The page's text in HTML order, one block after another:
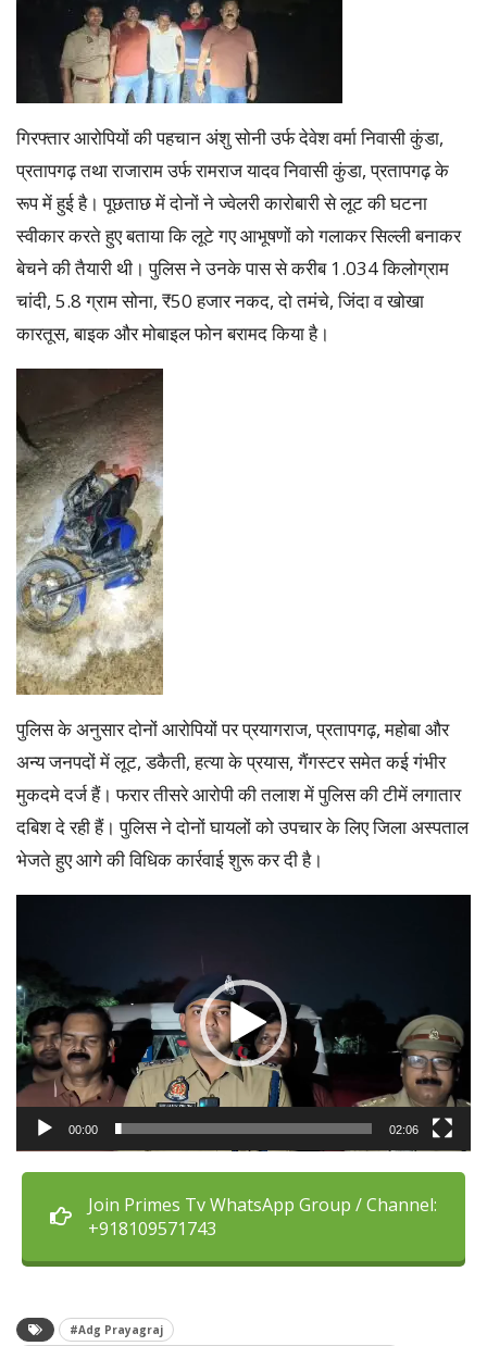
गिरफ्तार आरोपियों की पहचान अंशु सोनी उर्फ देवेश वर्मा निवासी कुंडा,
प्रतापगढ़ तथा राजाराम उर्फ रामराज यादव निवासी कुंडा, प्रतापगढ़ के
रूप में हुई है। पूछताछ में दोनों ने ज्वेलरी कारोबारी से लूट की घटना
स्वीकार करते हुए बताया कि लूटे गए आभूषणों को गलाकर सिल्ली बनाकर
बेचने की तैयारी थी। पुलिस ने उनके पास से करीब 1.034 किलोग्राम
चांदी, 5.8 ग्राम सोना, ₹50 हजार नकद, दो तमंचे, जिंदा व खोखा
कारतूस, बाइक और मोबाइल फोन बरामद किया है।
पुलिस के अनुसार दोनों आरोपियों पर प्रयागराज, प्रतापगढ़, महोबा और
अन्य जनपदों में लूट, डकैती, हत्या के प्रयास, गैंगस्टर समेत कई गंभीर
मुकदमे दर्ज हैं। फरार तीसरे आरोपी की तलाश में पुलिस की टीमें लगातार
दबिश दे रही हैं। पुलिस ने दोनों घायलों को उपचार के लिए जिला अस्पताल
भेजते हुए आगे की विधिक कार्रवाई शुरू कर दी है।
00:00 02:06
Join Primes Tv WhatsApp Group / Channel:
+918109571743
#Adg Prayagraj